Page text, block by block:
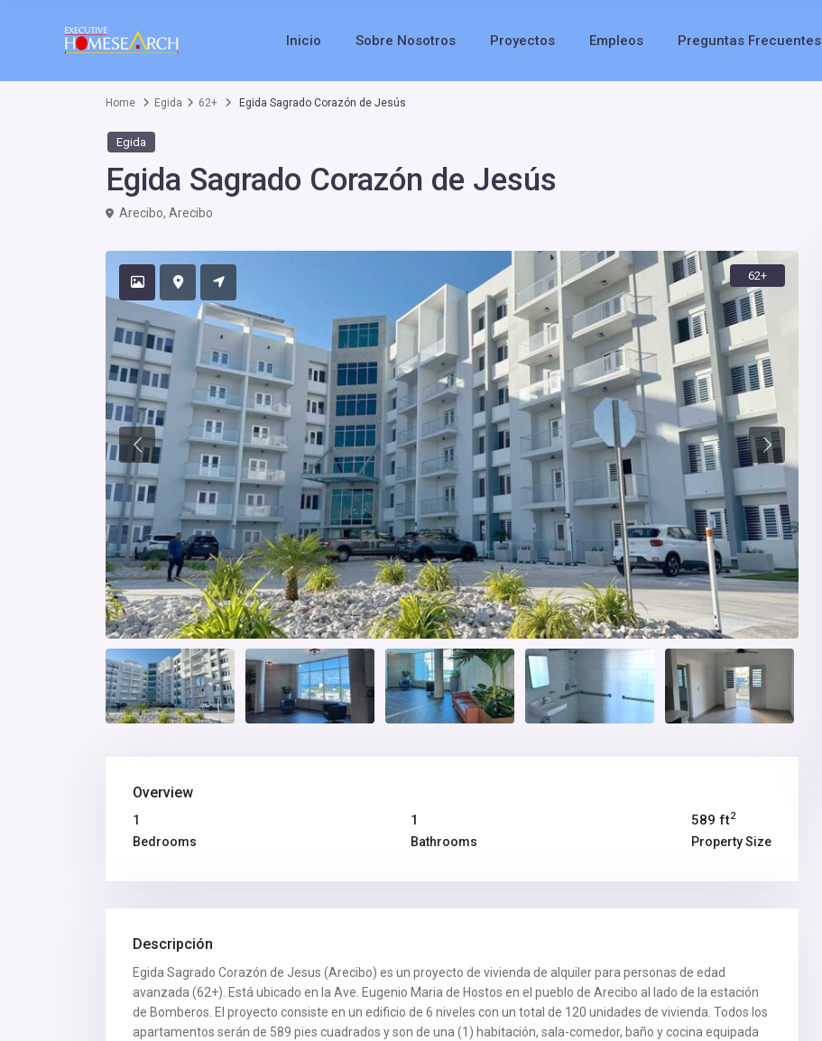
Inicio Sobre Nosotros Proyectos Empleos Preguntas Frecuentes
Home Egida 62+ Egida Sagrado Corazón de Jesús
Egida
Egida Sagrado Corazón de Jesús
Arecibo, Arecibo
62+
Overview
1
Bedrooms
1
Bathrooms
589 ft2
Property Size
Descripción
Egida Sagrado Corazón de Jesus (Arecibo) es un proyecto de vivienda de alquiler para personas de edad
avanzada (62+). Está ubicado en la Ave. Eugenio Maria de Hostos en el pueblo de Arecibo al lado de la estación
de Bomberos. El proyecto consiste en un edificio de 6 niveles con un total de 120 unidades de vivienda. Todos los
apartamentos serán de 589 pies cuadrados y son de una (1) habitación, sala-comedor, baño y cocina equipada